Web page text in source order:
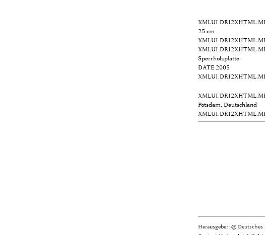
25 cm
Sperrholzplatte
DATE2005
Potsdam, Deutschland
Herausgeber: ©